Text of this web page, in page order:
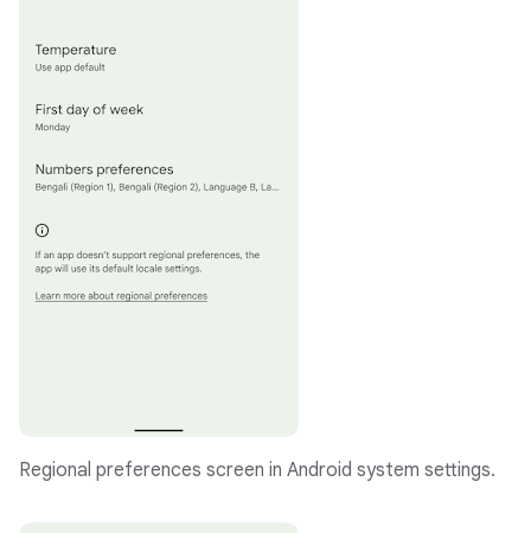
Regional preferences screen in Android system settings.